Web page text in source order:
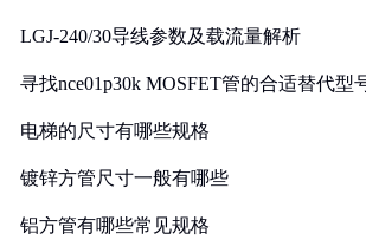
LGJ-240/30导线参数及载流量解析
寻找nce01p30k MOSFET管的合适替代型
电梯的尺寸有哪些规格
镀锌方管尺寸一般有哪些
铝方管有哪些常见规格